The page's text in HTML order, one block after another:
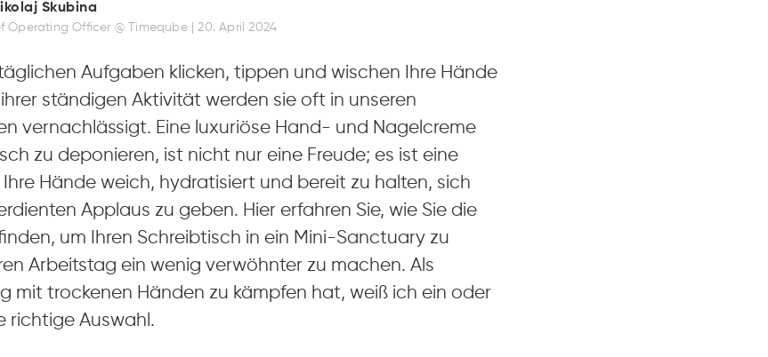
Skubina
Operating Officer @ Timeqube |20. April 2024
Aufgaben klicken, tippen und wischen Ihre Hände
ständigen Aktivität werden sie oft in unseren
vernachlässigt. Eine luxuriöse Hand- und Nagelcreme
zu deponieren, ist nicht nur eine Freude; es ist eine
Hände weich, hydratisiert und bereit zu halten, sich
Applaus zu geben. Hier erfahren Sie, wie Sie die
um Ihren Schreibtisch in ein Mini-Sanctuary zu
Arbeitstag ein wenig verwöhnter zu machen. Als
mit trockenen Händen zu kämpfen hat, weiß ich ein oder
richtige Auswahl.